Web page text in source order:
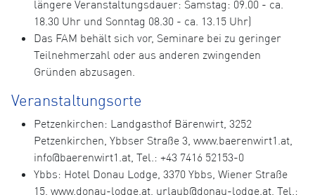
längere Veranstaltungsdauer: Samstag: 09.00 - ca.
18.30 Uhr und Sonntag 08.30 - ca. 13.15 Uhr)
Das FAM behält sich vor, Seminare bei zu geringer
Teilnehmerzahl oder aus anderen zwingenden
Gründen abzusagen.
Veranstaltungsorte
Petzenkirchen: Landgasthof Bärenwirt, 3252
Petzenkirchen, Ybbser Straße 3, www.baerenwirt1.at,
info@baerenwirt1.at, Tel.: +43 7416 52153-0
Ybbs: Hotel Donau Lodge, 3370 Ybbs, Wiener Straße
15, www.donau-lodge.at, urlaub@donau-lodge.at, Tel.: